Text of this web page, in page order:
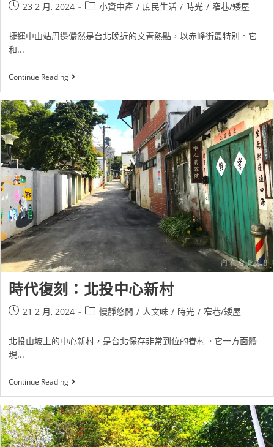
23 2 月, 2024 小資中產 / 庶民生活 / 時光 / 窄巷/矮屋
捷運中山站周邊儼然是台北晚近的文青熱點，以赤峰街最特別。它
和...
Continue Reading
時代復刻：北投中心新村
21 2 月, 2024 慢靜悠閒 / 人文味 / 時光 / 窄巷/矮屋
北投山坡上的中心新村，是台北保存非常到位的眷村。它一方面體
現...
Continue Reading